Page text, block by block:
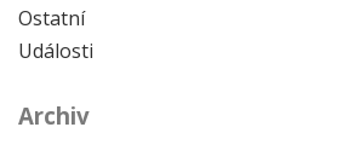
Ostatní
Události
Archiv